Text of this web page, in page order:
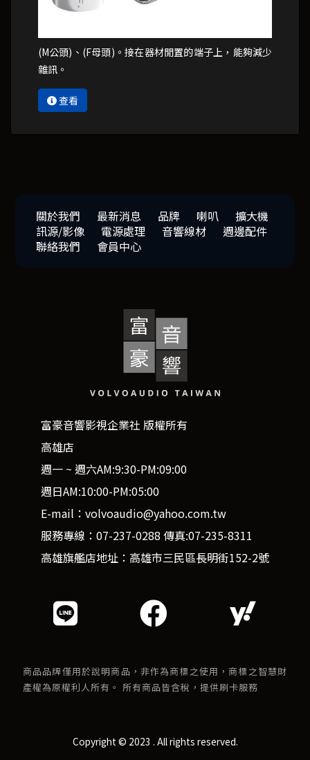
(M公頭)、(F母頭)。接在器材閒置的端子上，能夠減少
雜訊。
查看
關於我們 最新消息 品牌 喇叭
擴大機
訊源/影像
電源處理 音響線材
週邊配件
聯絡我們
會員中心
富豪音響影視企業社 版權所有
高雄店
週一 ~ 週六AM:9:30-PM:09:00
週日AM:10:00-PM:05:00
E-mail：volvoaudio@yahoo.com.tw
服務專線：07-237-0288 傳真:07-235-8311
高雄旗艦店地址：高雄市三民區長明街152-2號
商品品牌僅用於說明商品，非作為商標之使用，商標之智慧財
產權為原權利人所有。 所有商品皆含稅，提供刷卡服務
Copyright © 2023 . All rights reserved.